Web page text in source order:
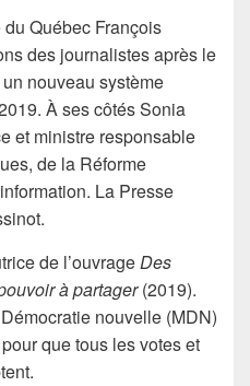
Québec François
des journalistes après le
nouveau système
À ses côtés Sonia
et ministre responsable
de la Réforme
La Presse
de l’ouvrageDes
à partager(2019).
nouvelle (MDN)
que tous les votes et